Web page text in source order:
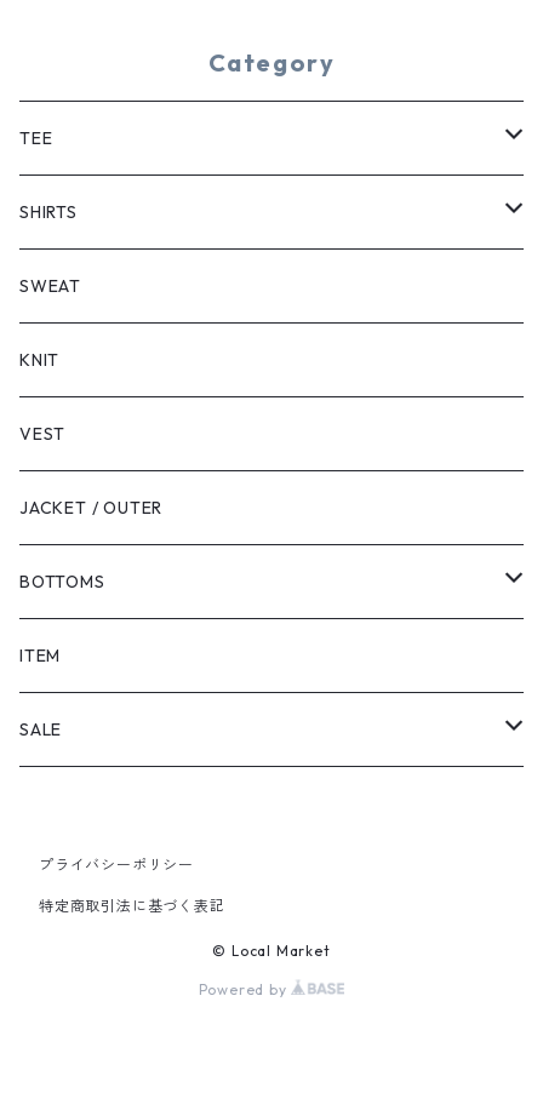
Category
TEE
SHORT SLEEVE
LONG SLEEVE
SHIRTS
SHORT SLEEVE
LONG SLEEVE
SWEAT
KNIT
VEST
JACKET / OUTER
BOTTOMS
SHORTS
PANTS
ITEM
SALE
PANTS
プライバシーポリシー
特定商取引法に基づく表記
© Local Market
Powered by